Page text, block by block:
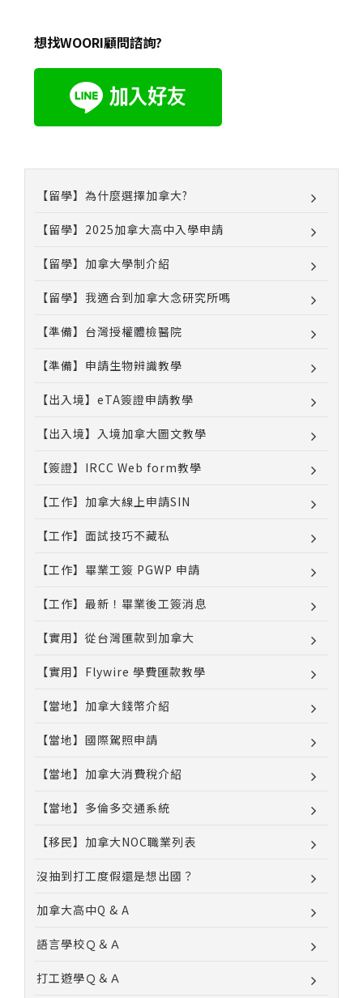
想找WOORI顧問諮詢?
【留學】為什麼選擇加拿大?
【留學】2025加拿大高中入學申請
【留學】加拿大學制介紹
【留學】我適合到加拿大念研究所嗎
【準備】台灣授權體檢醫院
【準備】申請生物辨識教學
【出入境】eTA簽證申請教學
【出入境】入境加拿大圖文教學
【簽證】IRCC Web form教學
【工作】加拿大線上申請SIN
【工作】面試技巧不藏私
【工作】畢業工簽 PGWP 申請
【工作】最新！畢業後工簽消息
【實用】從台灣匯款到加拿大
【實用】Flywire 學費匯款教學
【當地】加拿大錢幣介紹
【當地】國際駕照申請
【當地】加拿大消費稅介紹
【當地】多倫多交通系統
【移民】加拿大NOC職業列表
沒抽到打工度假還是想出國？
加拿大高中Q & A
語言學校Ｑ＆Ａ
打工遊學Ｑ＆Ａ